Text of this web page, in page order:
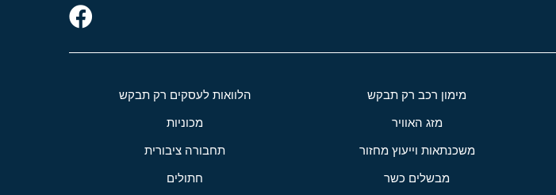
מימון רכב רק תבקש הלוואות לעסקים רק תבקש
מזג האוויר מכוניות
משכנתאות וייעוץ מחזור תחבורה ציבורית
מבשלים כשר חתולים